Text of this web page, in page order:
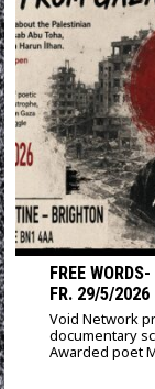
FREE
FR. 29/5/
Void Network
documentary
Awarded poet